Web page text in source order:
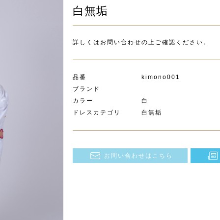
白無垢
詳しくはお問い合わせの上ご確認ください。
品番 kimono001
ブランド
カラー 白
ドレスカテゴリ 白無垢
お問い合わせはこちら